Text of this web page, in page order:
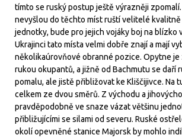
tímto se ruský postup ještě výrazněji
nevyšlou do těchto míst ruští velitelé kvalitně
jednotky, bude pro jejich vojáky boj na blízko
Ukrajinci tato místa velmi dobře znají a mají
několikaúrovňové obranné pozice. Opytne je
rukou okupantů, a jižně od Bachmutu se daří
pomalu, ale jistě přibližovat ke Kliščijivce. Na
celkem ze dvou směrů. Z východu a
pravděpodobně ve snaze vázat většinu
přibližujícími se silami od severu. Ruské
okolí opevněné stanice Majorsk by mohlo